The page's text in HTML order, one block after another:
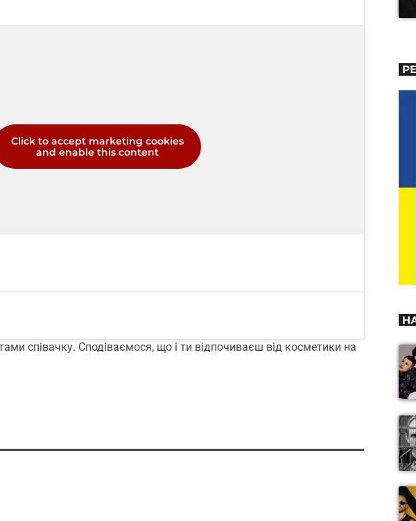
Click to accept marketing cookies
and enable this content
співачку. Сподіваємося, що і ти відпочиваєш від косметики на